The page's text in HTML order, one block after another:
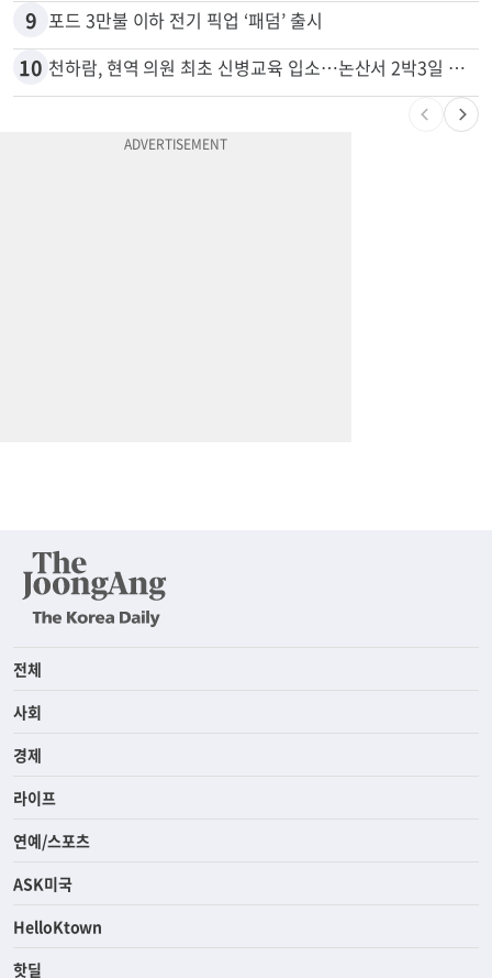
9 포드 3만불 이하 전기 픽업 ‘패덤’ 출시
10 천하람, 현역 의원 최초 신병교육 입소…논산서 2박3일 생활
전체
사회
경제
라이프
연예/스포츠
ASK미국
HelloKtown
핫딜